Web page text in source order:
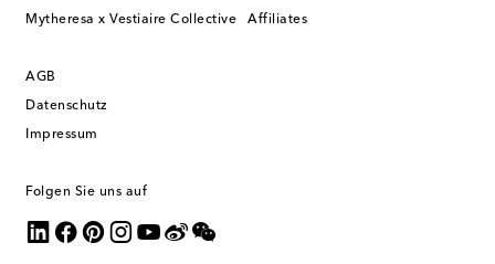
Mytheresa x Vestiaire Collective Affiliates
AGB
Datenschutz
Impressum
Folgen Sie uns auf